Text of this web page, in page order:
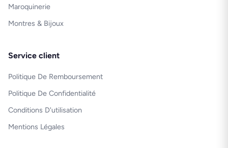
Maroquinerie
Montres & Bijoux
Service client
Politique De Remboursement
Politique De Confidentialité
Conditions D'utilisation
Mentions Légales